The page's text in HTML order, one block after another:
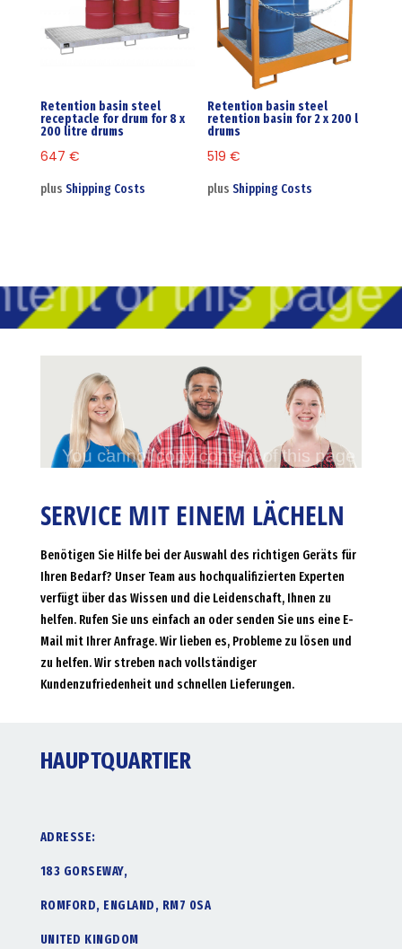
Retention basin steel
receptacle for drum for 8 x
200 litre drums
647 €
plus Shipping Costs
Retention basin steel
retention basin for 2 x 200 l
drums
519€
plusShipping Costs
SERVICE MIT EINEM LÄCHELN
Benötigen Sie Hilfe bei der Auswahl des richtigen Geräts für
Ihren Bedarf? Unser Team aus hochqualifizierten Experten
verfügt über das Wissen und die Leidenschaft, Ihnen zu
helfen. Rufen Sie uns einfach an oder senden Sie uns eine E-
Mail mit Ihrer Anfrage. Wir lieben es, Probleme zu lösen und
zu helfen. Wir streben nach vollständiger
Kundenzufriedenheit und schnellen Lieferungen.
HAUPTQUARTIER
ADRESSE:
183 GORSEWAY,
ROMFORD, ENGLAND, RM7 0SA
UNITED KINGDOM